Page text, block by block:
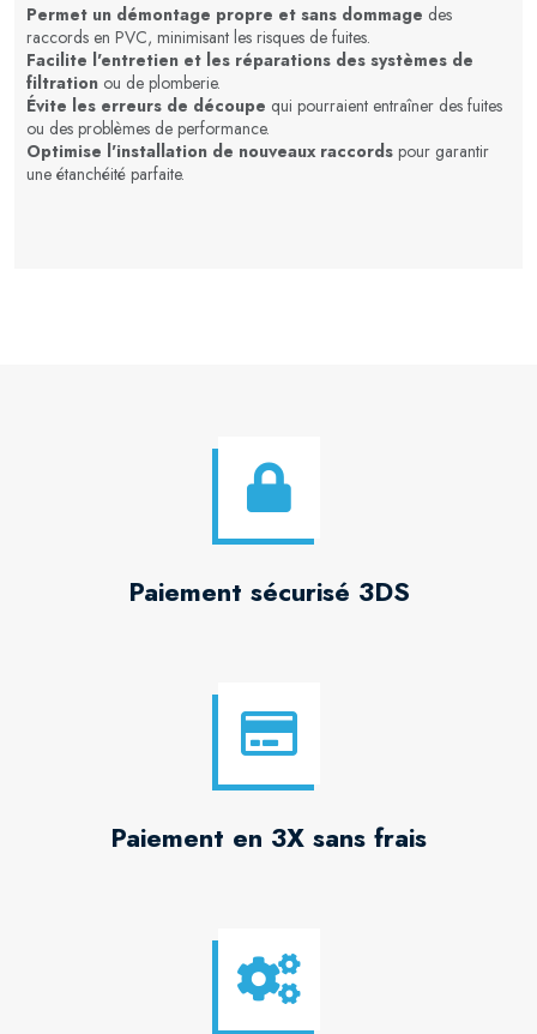
Permet un démontage propre et sans dommage des
raccords en PVC, minimisant les risques de fuites.
Facilite l'entretien et les réparations des systèmes de
filtration ou de plomberie.
Évite les erreurs de découpe qui pourraient entraîner des fuites
ou des problèmes de performance.
Optimise l'installation de nouveaux raccords pour garantir
une étanchéité parfaite.
Paiement sécurisé 3DS
Paiement en 3X sans frais